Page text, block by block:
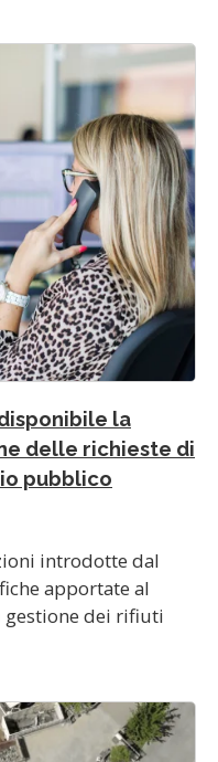
la
delle richieste di
pubblico
introdotte dal
apportate al
gestione dei rifiuti